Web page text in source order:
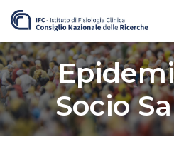
Vai
al
contenuto
Socio